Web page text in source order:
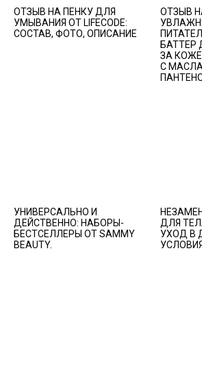
ОТЗЫВ НА ПЕНКУ ДЛЯ
УМЫВАНИЯ ОТ LIFECODE:
СОСТАВ, ФОТО, ОПИСАНИЕ
ОТЗЫВ
БАТТЕР
ЗА
С
УНИВЕРСАЛЬНО И
ДЕЙСТВЕННО: НАБОРЫ-
БЕСТСЕЛЛЕРЫ ОТ SAMMY
BEAUTY.
ДЛЯ
УХОД В